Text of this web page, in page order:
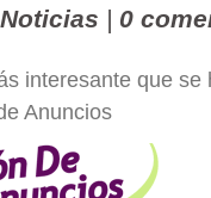
Noticias | 0
interesante que se
Anuncios